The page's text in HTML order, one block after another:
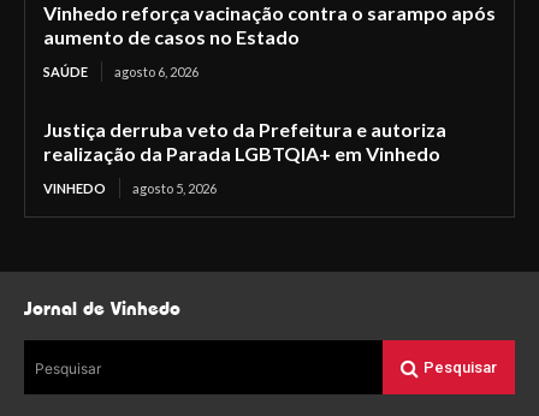
Vinhedo reforça vacinação contra o sarampo após
aumento de casos no Estado
SAÚDE agosto 6, 2026
Justiça derruba veto da Prefeitura e autoriza
realização da Parada LGBTQIA+ em Vinhedo
VINHEDO agosto 5, 2026
Jornal de Vinhedo
Pesquisar Pesquisar